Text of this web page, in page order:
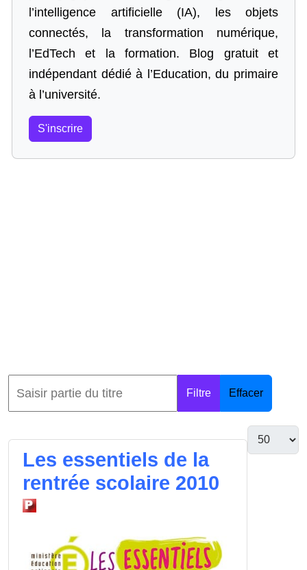
l’intelligence artificielle (IA), les objets
connectés, la transformation numérique,
l’EdTech et la formation. Blog gratuit et
indépendant dédié à l’Education, du primaire
à l’université.
S'inscrire
Filtre Effacer
Les essentiels de la
rentrée scolaire 2010